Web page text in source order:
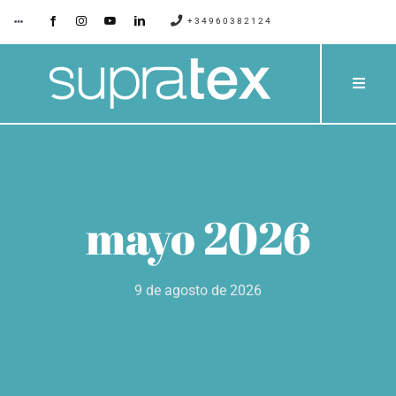
contenido
Toggle
SUPRATEX
EMPRESA
+34960382124
Toggle
mayo 2026
9 de agosto de 2026